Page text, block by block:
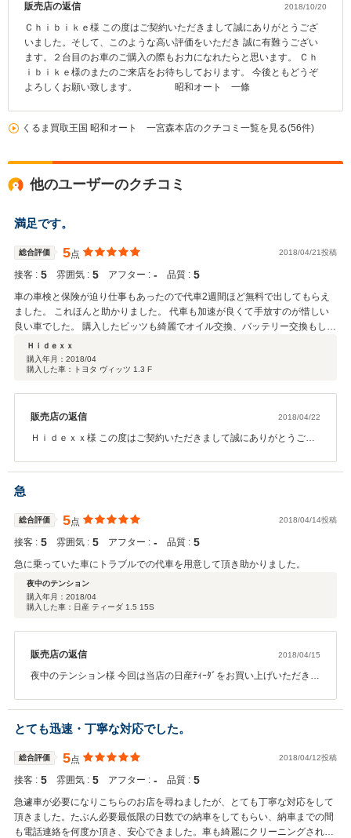
販売店の返信 2018/10/20
Ｃｈｉｂｉｋｅ様 この度はご契約いただきまして誠にありがとうござ
いました。そして、このような高い評価をいただき 誠に有難うござい
ます。２台目のお車のご購入の際もお力になれたらと思います。 Ｃｈ
ｉｂｉｋｅ様のまたのご来店をお待ちしております。 今後ともどうぞ
よろしくお願い致します。 昭和オート 一條
くるま買取王国 昭和オート 一宮森本店のクチコミ一覧を見る(56件)
他のユーザーのクチコミ
満足です。
総合評価 5点 2018/04/21投稿
接客 : 5 雰囲気 : 5 アフター : ‐ 品質 : 5
車の車検と保険が迫り仕事もあったので代車2週間ほど無料で出してもらえ
ました。 これほんと助かりました。 代車も加速が良くて手放すのが惜しい
良い車でした。 購入したビッツも綺麗でオイル交換、バッテリー交換もして
もらい、保険屋への 車検証ファックス等してもらい大満足です。
Ｈｉｄｅｘｘ
購入年月： 2018/04
購入した車：トヨタ ヴィッツ 1.3 F
販売店の返信 2018/04/22
Ｈｉｄｅｘｘ様 この度はご契約いただきまして誠にありがとうござ
はぜひお気軽にお立ち寄りください。 今後とも、どうぞ宜しくお願
い致します。
急
総合評価 5点 2018/04/14投稿
接客 : 5 雰囲気 : 5 アフター : ‐ 品質 : 5
急に乗っていた車にトラブルでの代車を用意して頂き助かりました。
夜中のテンション
購入年月： 2018/04
購入した車：日産 ティーダ 1.5 15S
販売店の返信 2018/04/15
夜中のテンション様 今回は当店の日産ﾃｨｰﾀﾞをお買い上げいただき有
けました。 従業員一同感謝しております。 どうも、有難うございま
した。
とても迅速・丁寧な対応でした。
総合評価 5点 2018/04/12投稿
接客 : 5 雰囲気 : 5 アフター : ‐ 品質 : 5
急遽車が必要になりこちらのお店を尋ねましたが、とても丁寧な対応をして
頂きました。たぶん必要最低限の日数での納車をしてもらい、納車までの間
も電話連絡を何度か頂き、安心できました。車も綺麗にクリーニングされて